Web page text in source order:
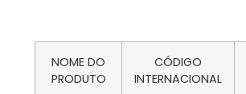
NOME DO
PRODUTO
CÓDIGO
INTERNACIONAL